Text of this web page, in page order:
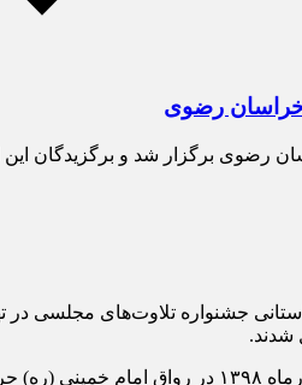
خراسان رضوی
رضوی برگزار شد و برگزیدگان
جشنواره تلاوت‌های مجلسی
شدند.
این رقابت‌ها در استان خراسان رضوی از